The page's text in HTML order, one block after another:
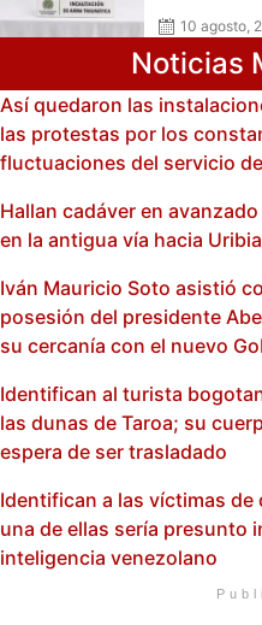
10 agosto,
Noticias
Así quedaron las
las protestas por los
fluctuaciones del servicio
Hallan cadáver en
en la antigua vía hacia
Iván Mauricio Soto asistió
posesión del presidente
su cercanía con el nuevo
Identifican al turista
las dunas de Taroa; su
espera de ser trasladado
Identifican a las víctimas
una de ellas sería presunto
inteligencia venezolano